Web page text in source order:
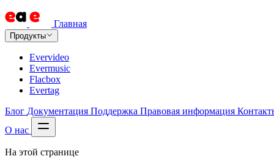
Главная
Продукты
Evervideo
Evermusic
Flacbox
Evertag
Блог Документация Поддержка Правовая информация
О нас
На этой странице